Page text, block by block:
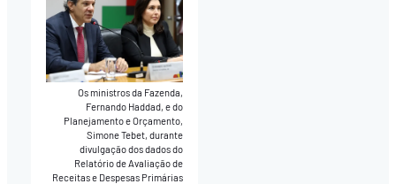
Os ministros da Fazenda,
Fernando Haddad, e do
Planejamento e Orçamento,
Simone Tebet, durante
divulgação dos dados do
Relatório de Avaliação de
Receitas e Despesas Primárias